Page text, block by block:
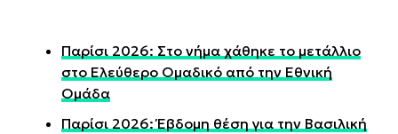
Παρίσι 2026: Στο νήμα χάθηκε το μετάλλιο
στο Ελεύθερο Ομαδικό από την Εθνική
Ομάδα
Παρίσι 2026: Έβδομη θέση για την Βασιλική